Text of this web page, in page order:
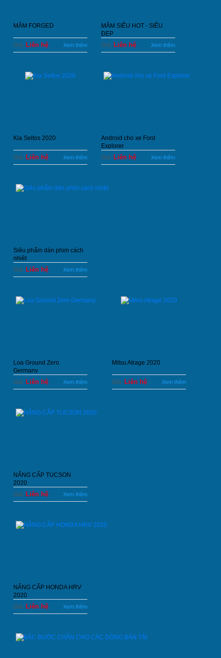
MÂM FORGED
Giá: Liên hệ Xem thêm
MÂM SIÊU HOT - SIÊU
ĐẸP
Giá: Liên hệ Xem thêm
Kia Seltos 2020
Giá: Liên hệ Xem thêm
Android cho xe Ford
Explorer
Giá: Liên hệ Xem thêm
Siêu phẩm dán phim cách
nhiệt
Giá: Liên hệ Xem thêm
Loa Ground Zero
Germany
Giá: Liên hệ Xem thêm
Mitsu Atrage 2020
Giá: Liên hệ Xem thêm
NÂNG CẤP TUCSON
2020
Giá: Liên hệ Xem thêm
NÂNG CẤP HONDA HRV
2020
Giá: Liên hệ Xem thêm